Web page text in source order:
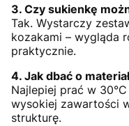
3. Czy sukienkę
Tak. Wystarczy
kozakami – wygląda
praktycznie.
4. Jak dbać o
Najlepiej prać w
wysokiej zawartości
strukturę.